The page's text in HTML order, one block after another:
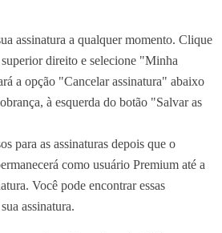
assinatura a qualquer momento. Clique
superior direito e selecione "Minha
a opção "Cancelar assinatura" abaixo
à esquerda do botão "Salvar as
para as assinaturas depois que o
como usuário Premium até a
Você pode encontrar essas
assinatura.